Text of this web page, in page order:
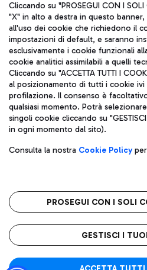
Pizza
Gelateria
Wine Bar & Sparkling
Autobus
Scopri le linee di autobus per
Leonardo Da Vinci.
Raggiungi l’aeroporto senza
Ristoranti
Scopri la nostra offerta per una
Mappa Aeroporto Fiumicino
Aeroporti di Roma S.p.A. - Società
coordinamento di Mundys S.p.A.
Codice fiscale e Registro delle
IVA 06572251004
Capitale sociale 62.224.743,00 int.
Sede legale: Via Pier Paolo
telefono +39 06 65951
Privacy policy
Roma
L'aeroporto
Cliccando su "PROSEGUI CON I SOLI
"X" in alto a destra in questo
all'uso dei cookie che richiedono il
impostazioni di default, e saranno
esclusivamente i cookie funzionali
cookie analitici assimilabili a quelli
Cliccando su "ACCETTA TUTTI I
al posizionamento di tutti i cookie
profilazione. Il consenso è
qualsiasi momento. Potrà
singoli cookie cliccando su
in ogni momento dal sito).
Consulta la nostra Cookie Policyper
PROSEGUI CON I SOLI
GESTISCI I